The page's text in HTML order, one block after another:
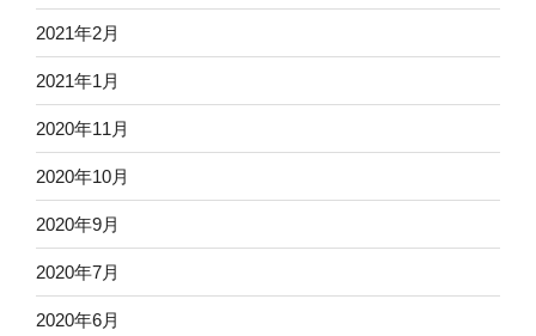
2021年2月
2021年1月
2020年11月
2020年10月
2020年9月
2020年7月
2020年6月